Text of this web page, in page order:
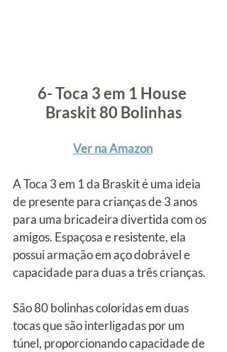
6- Toca 3 em 1 House
Braskit 80 Bolinhas
Ver na Amazon
A Toca 3 em 1 da Braskit é uma ideia
de presente para crianças de 3 anos
para uma bricadeira divertida com os
amigos. Espaçosa e resistente, ela
possui armação em aço dobrável e
capacidade para duas a três crianças.
São 80 bolinhas coloridas em duas
tocas que são interligadas por um
túnel, proporcionando capacidade de